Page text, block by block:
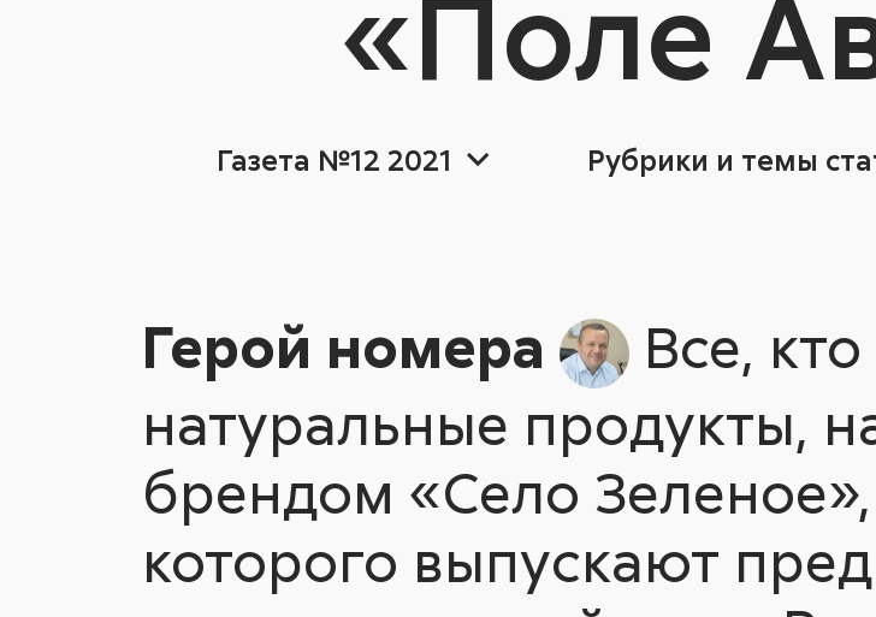
«Поле
Газета №12 2021 Рубрики и темы
2026 2025
Ещё теги
Герой номера
Аналитика Прогресс
2026 2025
Ещё теги
Герой номера
Все,
натуральные продукты,
брендом «Село
которого выпускают